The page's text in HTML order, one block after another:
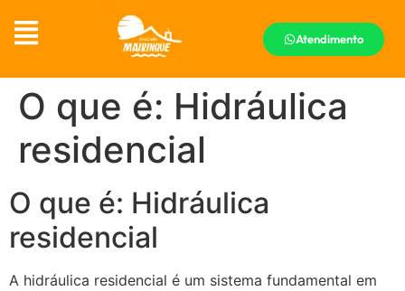
Atendimento
O que é: Hidráulica
residencial
O que é: Hidráulica
residencial
A hidráulica residencial é um sistema fundamental em